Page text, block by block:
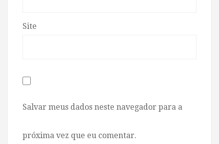
Site
Salvar meus dados neste navegador para a
próxima vez que eu comentar.